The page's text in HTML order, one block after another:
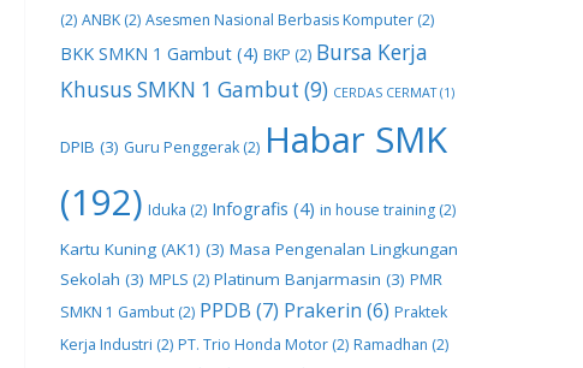
(2) ANBK (2) Asesmen Nasional Berbasis Komputer (2)
BKK SMKN 1 Gambut (4) BKP (2) Bursa Kerja
Khusus SMKN 1 Gambut (9) CERDAS CERMAT(1)
DPIB (3) Guru Penggerak (2) Habar SMK
(192) Iduka (2) Infografis (4) in house training (2)
Kartu Kuning (AK1) (3) Masa Pengenalan Lingkungan
Sekolah (3) MPLS (2) Platinum Banjarmasin (3) PMR
SMKN 1 Gambut (2) PPDB (7) Prakerin (6) Praktek
Kerja Industri (2) PT. Trio Honda Motor (2) Ramadhan (2)